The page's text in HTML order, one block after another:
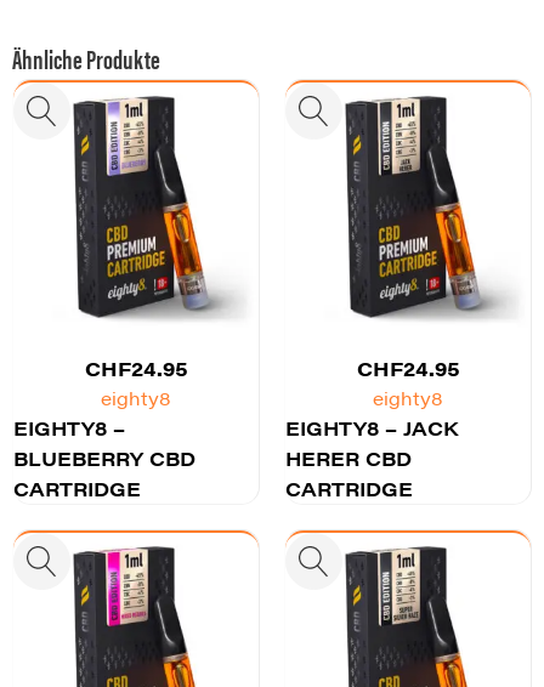
Ähnliche Produkte
CHF24.95
eighty8
EIGHTY8 –
BLUEBERRY CBD
CARTRIDGE
CHF24.95
eighty8
EIGHTY8 – JACK
HERER CBD
CARTRIDGE